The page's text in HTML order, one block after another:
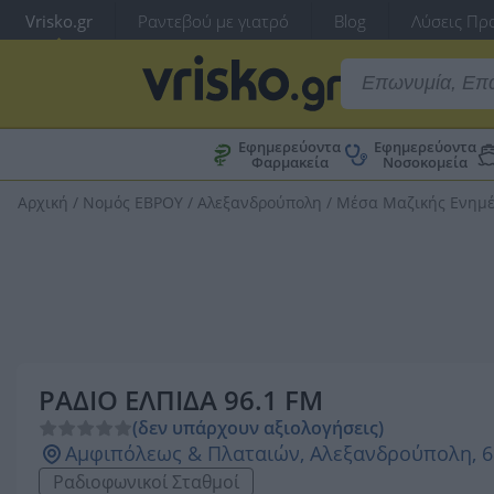
Vrisko.gr Ραντεβού με γιατρό Blog Λύσεις
Εφημερεύοντα
Φαρμακεία
Εφημερεύοντα
Νοσοκομεία
Αρχική / Νομός ΕΒΡΟΥ / Αλεξανδρούπολη / Μέσα Μαζικής
ΡΑΔΙΟ ΕΛΠΙΔΑ 96.1 FM
(δεν υπάρχουν αξιολογήσεις)
Αμφιπόλεως & Πλαταιών, Αλεξανδρούπολη,
Ραδιοφωνικοί Σταθμοί